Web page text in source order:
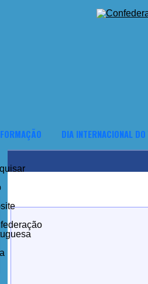
FORMAÇÃO DIA INTERNACIONAL DO